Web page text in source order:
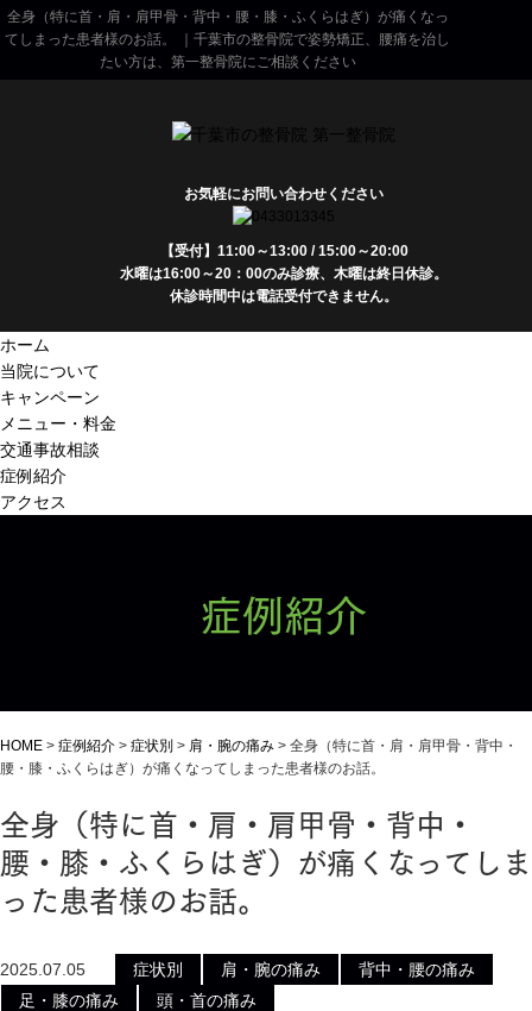
全身（特に首・肩・肩甲骨・背中・腰・膝・ふくらはぎ）が痛くなっ
てしまった患者様のお話。 ｜千葉市の整骨院で姿勢矯正、腰痛を治し
たい方は、第一整骨院にご相談ください
お気軽にお問い合わせください
【受付】11:00～13:00 / 15:00～20:00
水曜は16:00～20：00のみ診療、木曜は終日休診。
休診時間中は電話受付できません。
ホーム
当院について
キャンペーン
メニュー・料金
交通事故相談
症例紹介
アクセス
症例紹介
HOME > 症例紹介 > 症状別 > 肩・腕の痛み > 全身（特に首・肩・肩甲骨・背中・
腰・膝・ふくらはぎ）が痛くなってしまった患者様のお話。
全身（特に首・肩・肩甲骨・背中・
腰・膝・ふくらはぎ）が痛くなってしま
った患者様のお話。
2025.07.05 症状別 肩・腕の痛み
背中・腰の痛み
足・膝の痛み
頭・首の痛み